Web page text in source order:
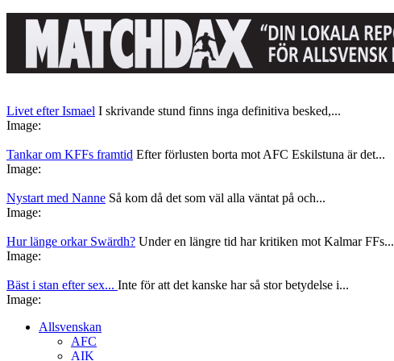
Livet efter Ismael I skrivande stund finns inga definitiva besked,...
Image:
Tankar om KFFs framtid Efter förlusten borta mot AFC Eskilstuna är det...
Image:
Nystart med Nanne Så kom då det som väl alla väntat på och...
Image:
Hur länge orkar Swärdh? Under en längre tid har kritiken mot Kalmar FFs...
Image:
Bäst i stan efter sex... Inte för att det kanske har så stor betydelse i...
Image:
Allsvenskan
AFC
AIK